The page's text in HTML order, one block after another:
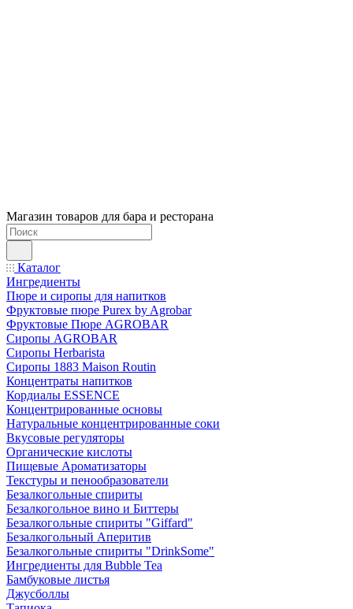
Магазин товаров для бара и ресторана
Каталог
Ингредиенты
Пюре и сиропы для напитков
Фруктовые пюре Purex by Agrobar
Фруктовые Пюре AGROBAR
Сиропы AGROBAR
Сиропы Herbarista
Сиропы 1883 Maison Routin
Концентраты напитков
Кордиалы ESSENCE
Концентрированные основы
Натуральные концентрированные соки
Вкусовые регуляторы
Органические кислоты
Пищевые Ароматизаторы
Текстуры и пенообразователи
Безалкогольные спириты
Безалкогольное вино и Биттеры
Безалкогольные спириты "Giffard"
Безалкогольный Аперитив
Безалкогольные спириты "DrinkSome"
Ингредиенты для Bubble Tea
Бамбуковые листья
Джусболлы